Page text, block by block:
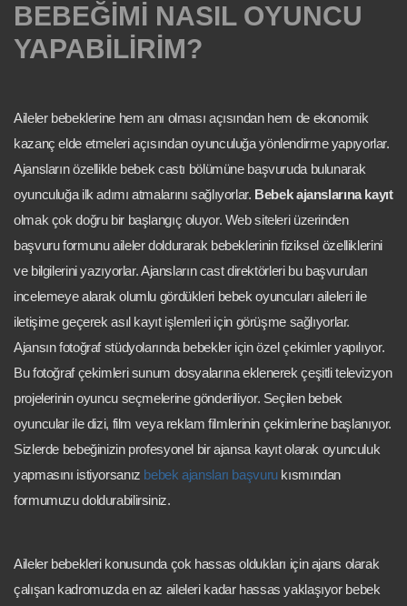
BEBEĞİMİ NASIL OYUNCU
YAPABİLİRİM?
Aileler bebeklerine hem anı olması açısından hem de ekonomik
kazanç elde etmeleri açısından oyunculuğa yönlendirme yapıyorlar.
Ajansların özellikle bebek castı bölümüne başvuruda bulunarak
oyunculuğa ilk adımı atmalarını sağlıyorlar. Bebek ajanslarına kayıt
olmak çok doğru bir başlangıç oluyor. Web siteleri üzerinden
başvuru formunu aileler doldurarak bebeklerinin fiziksel özelliklerini
ve bilgilerini yazıyorlar. Ajansların cast direktörleri bu başvuruları
incelemeye alarak olumlu gördükleri bebek oyuncuları aileleri ile
iletişime geçerek asıl kayıt işlemleri için görüşme sağlıyorlar.
Ajansın fotoğraf stüdyolarında bebekler için özel çekimler yapılıyor.
Bu fotoğraf çekimleri sunum dosyalarına eklenerek çeşitli televizyon
projelerinin oyuncu seçmelerine gönderiliyor. Seçilen bebek
oyuncular ile dizi, film veya reklam filmlerinin çekimlerine başlanıyor.
Sizlerde bebeğinizin profesyonel bir ajansa kayıt olarak oyunculuk
yapmasını istiyorsanız bebek ajansları başvurukısmından
formumuzu doldurabilirsiniz.
Aileler bebekleri konusunda çok hassas oldukları için ajans olarak
çalışan kadromuzda en az aileleri kadar hassas yaklaşıyor bebek